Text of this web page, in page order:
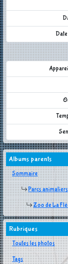
Albums parents
Sommaire
Parcs animaliers
Zoo de La
Rubriques
Toutes les photos
Tags